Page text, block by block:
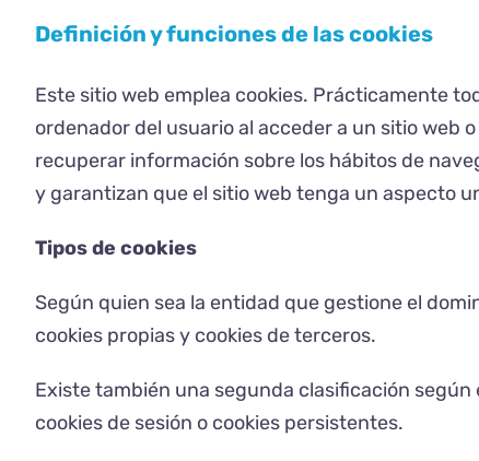
Definición y funciones de las cookies
Este sitio web emplea cookies. Prácticamente
ordenador del usuario al acceder a un sitio web
recuperar información sobre los hábitos de
y garantizan que el sitio web tenga un aspecto
Tipos de cookies
Según quien sea la entidad que gestione el
cookies propias y cookies de terceros.
Existe también una segunda clasificación
cookies de sesión o cookies persistentes.